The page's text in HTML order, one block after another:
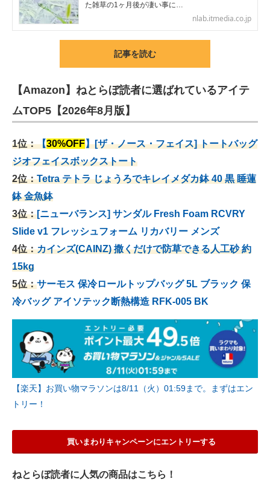
た雑草の1ヶ月後が凄い事に…
nlab.itmedia.co.jp
記事を読む
【Amazon】ねとらぼ読者に選ばれているアイテ
ムTOP5【2026年8月版】
1位：【30%OFF】[ザ・ノース・フェイス] トートバッグ
ジオフェイスボックストート
2位：Tetra テトラ じょうろでキレイメダカ鉢 40 黒 睡蓮
鉢 金魚鉢
3位：[ニューバランス] サンダル Fresh Foam RCVRY
Slide v1 フレッシュフォーム リカバリー メンズ
4位：カインズ(CAINZ) 撒くだけで防草できる人工砂 約
15kg
5位：サーモス 保冷ロールトップバッグ 5L ブラック 保
冷バッグ アイソテック断熱構造 RFK-005 BK
【楽天】お買い物マラソンは8/11（火）01:59まで。まずはエン
トリー！
買いまわりキャンペーンにエントリーする
ねとらぼ読者に人気の商品はこちら！